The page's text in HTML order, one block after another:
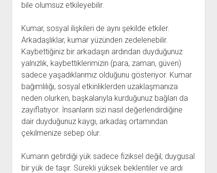
bile olumsuz etkileyebilir.
Kumar, sosyal ilişkileri de aynı şekilde etkiler.
Arkadaşlıklar, kumar yüzünden zedelenebilir.
Kaybettiğiniz bir arkadaşın ardından duyduğunuz
yalnızlık, kaybettiklerimizin (para, zaman, güven)
sadece yaşadıklarımız olduğunu gösteriyor. Kumar
bağımlılığı, sosyal etkinliklerden uzaklaşmanıza
neden olurken, başkalarıyla kurduğunuz bağları da
zayıflatıyor. İnsanların sizi nasıl değerlendirdiğine
dair duyduğunuz kaygı, arkadaş ortamından
çekilmenize sebep olur.
Kumarın getirdiği yük sadece fiziksel değil; duygusal
bir yük de taşır. Sürekli yüksek beklentiler ve ardı